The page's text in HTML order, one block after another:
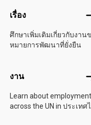
เรื่อง เ
ศึกษาเพิ่มเติมเกี่ยวกับงาน
หมายการพัฒนาที่ยั่งยืน
งาน ง
Learn about
across the UN in ประเทศไ